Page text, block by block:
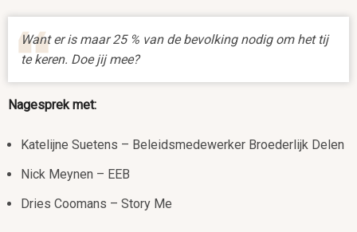
Want er is maar 25 % van de bevolking nodig om het tij
te keren. Doe jij mee?
Nagesprek met:
Katelijne Suetens – Beleidsmedewerker Broederlijk Delen
Nick Meynen – EEB
Dries Coomans – Story Me